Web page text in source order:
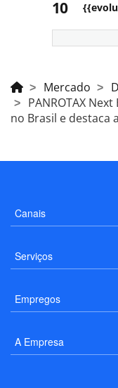
Mercado
PANROTAX
no Brasil e destaca
Canais
Serviços
Empregos
A Empresa